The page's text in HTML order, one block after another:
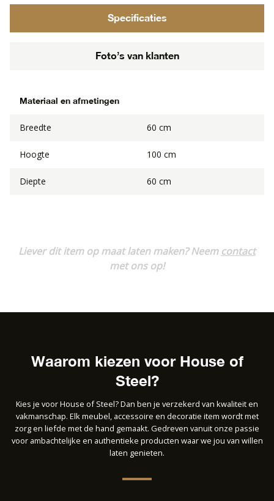
Specificaties
Foto’s van klanten
Materiaal en afmetingen
Breedte 60 cm
Hoogte 100 cm
Diepte 60 cm
Liever dit item op maat laten maken? Neem contact
met ons op!
Waarom kiezen voor House of
Steel?
Kies je voor House of Steel? Dan ben je verzekerd van kwaliteit en
vakmanschap. Elk meubel, accessoire en decoratie item wordt met
zorg en liefde met de hand gemaakt. Gedreven vanuit onze passie
voor ambachtelijke en authentieke producten waar we jou van willen
laten genieten.